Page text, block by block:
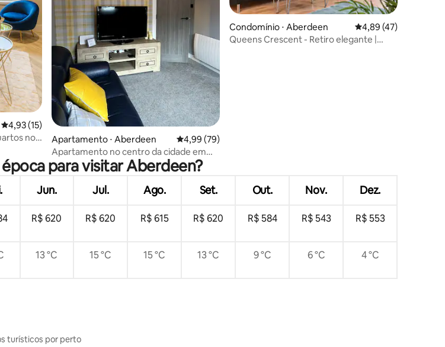
4,93 de uma avaliação média de 5, 15 avaliações
4,93 (15)
no
Apartamento ⋅ Aberdeen 4,99 de uma avaliação média de 5, 79 avaliações
4,99 (79)
Apartamento no centro da cidade em
Aberdeen com estacionamento gratuito
Condomínio ⋅ Aberdeen 4,89 de uma
4,89 (47)
Queens Crescent - Retiro elegante |
para visitar Aberdeen?
Jun. Jul. Ago. Set. Out. Nov. Dez.
R$ 620 R$ 620 R$ 615 R$ 620 R$ 584 R$ 543 R$ 553
13 °C 15 °C 15 °C 13 °C 9 °C 6 °C 4 °C
turísticos por perto